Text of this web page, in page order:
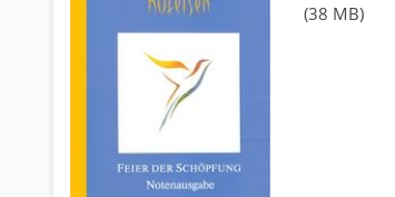
(38 MB)